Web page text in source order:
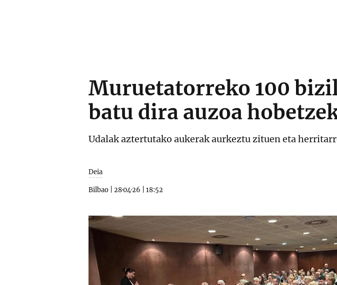
Muruetatorreko 100
batu dira auzoa
Udalak aztertutako aukerak aurkeztu zituen eta
Deia
Bilbao 28·04·26 18:52